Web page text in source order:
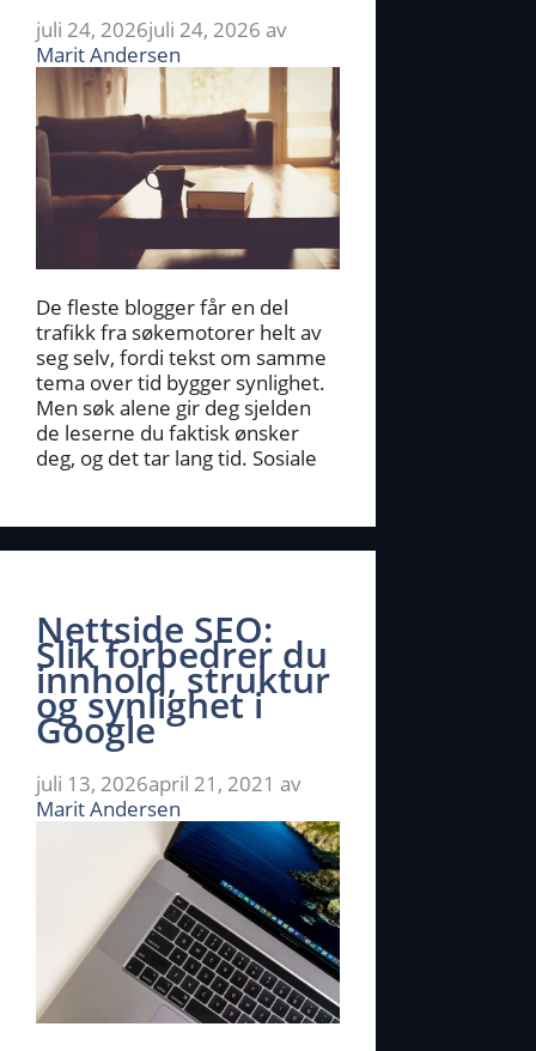
juli 24, 2026juli 24, 2026 av
Marit Andersen
De fleste blogger får en del
trafikk fra søkemotorer helt av
seg selv, fordi tekst om samme
tema over tid bygger synlighet.
Men søk alene gir deg sjelden
de leserne du faktisk ønsker
deg, og det tar lang tid. Sosiale
Nettside SEO:
Slik forbedrer du
innhold, struktur
og synlighet i
Google
juli 13, 2026april 21, 2021 av
Marit Andersen